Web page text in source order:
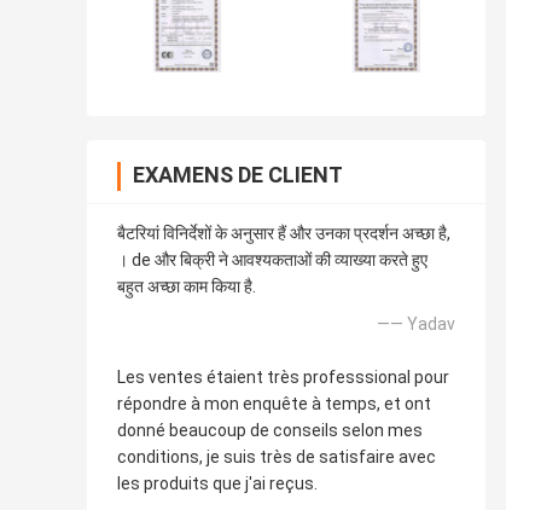
EXAMENS DE CLIENT
बैटरियां विनिर्देशों के अनुसार हैं और उनका प्रदर्शन अच्छा है,
। de और बिक्री ने आवश्यकताओं की व्याख्या करते हुए
बहुत अच्छा काम किया है.
—— Yadav
Les ventes étaient très professsional pour
répondre à mon enquête à temps, et ont
donné beaucoup de conseils selon mes
conditions, je suis très de satisfaire avec
les produits que j'ai reçus.